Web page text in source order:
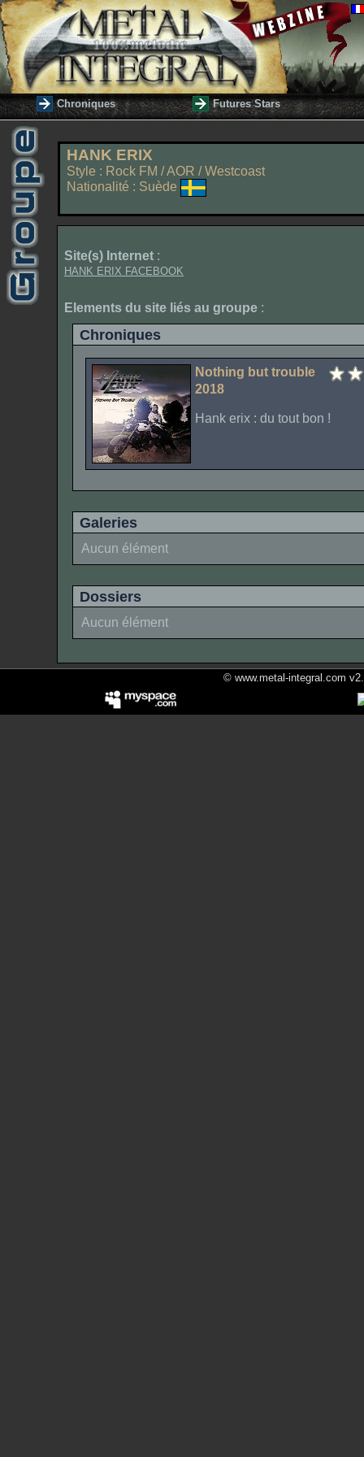
Chroniques Futures Stars
HANK ERIX
Style : Rock FM / AOR / Westcoast
Nationalité : Suède
Site(s) Internet :
HANK ERIX FACEBOOK
Elements du site liés au groupe :
Chroniques
Nothing but trouble
2018
Hank erix : du tout bon !
Galeries
Aucun élément
Dossiers
Aucun élément
© www.metal-integral.com